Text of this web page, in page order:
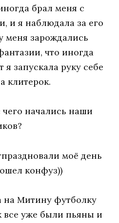
брал меня с
и я наблюдала за его
меня зарождались
что иногда
я запускала руку себе
клитерок.
начались наши
моё день
конфуз))
на Митину футболку
все уже были пьяны и